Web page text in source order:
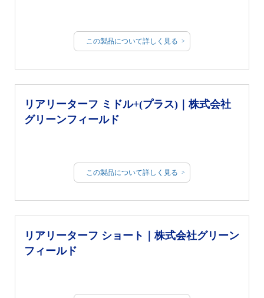
この製品について詳しく見る
リアリーターフ ミドル+(プラス)｜株式会社
グリーンフィールド
この製品について詳しく見る
リアリーターフ ショート｜株式会社グリーン
フィールド